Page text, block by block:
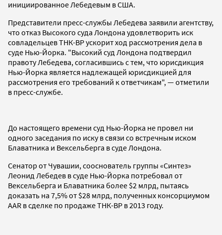
инициированное Лебедевым в США.
Представители пресс-службы Лебедева заявили агентству,
что отказ Высокого суда Лондона удовлетворить иск
совладельцев ТНК-BP ускорит ход рассмотрения дела в
суде Нью-Йорка. "Высокий суд Лондона подтвердил
правоту Лебедева, согласившись с тем, что юрисдикция
Нью-Йорка является надлежащей юрисдикцией для
рассмотрения его требований к ответчикам", — отметили
в пресс-службе.
До настоящего времени суд Нью-Йорка не провел ни
одного заседания по иску в связи со встречным иском
Блаватника и Вексельберга в суде Лондона.
Сенатор от Чувашии, сооснователь группы «Синтез»
Леонид Лебедев в суде Нью-Йорка потребовал от
Вексельберга и Блаватника более $2 млрд, пытаясь
доказать на 7,5% от $28 млрд, полученных консорциумом
AAR в сделке по продаже ТНК-BP в 2013 году.